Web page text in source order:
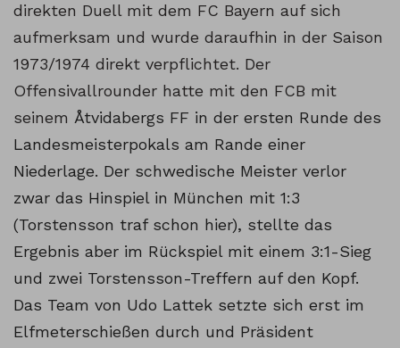
direkten Duell mit dem FC Bayern auf sich
aufmerksam und wurde daraufhin in der Saison
1973/1974 direkt verpflichtet. Der
Offensivallrounder hatte mit den FCB mit
seinem Åtvidabergs FF in der ersten Runde des
Landesmeisterpokals am Rande einer
Niederlage. Der schwedische Meister verlor
zwar das Hinspiel in München mit 1:3
(Torstensson traf schon hier), stellte das
Ergebnis aber im Rückspiel mit einem 3:1-Sieg
und zwei Torstensson-Treffern auf den Kopf.
Das Team von Udo Lattek setzte sich erst im
Elfmeterschießen durch und Präsident